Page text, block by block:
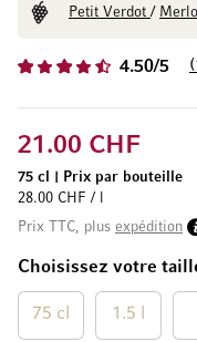
4.50/5
Petit Verdot/
Choisissez votre
75 cl 1.5 l
21.00 CHF
75 cl
Prix par bouteille
28.00 CHF / l
Prix TTC, plus expédition